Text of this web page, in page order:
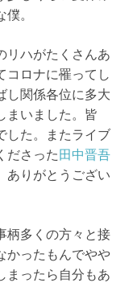
。
リハがたくさんあ
コロナに罹ってし
し関係各位に多大
まいました。皆
した。またライブ
ださった 田中晋吾
ありがとうござい
柄多くの方々と接
かったもんでやや
まったら自分もあ